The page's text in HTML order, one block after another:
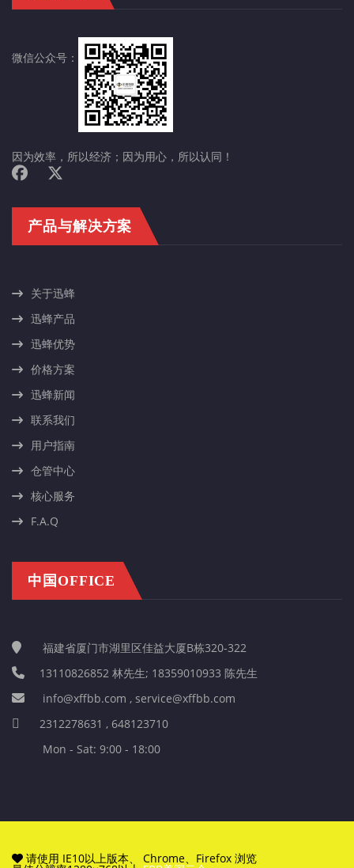
微信公众号：
因为效率，所以经济；因为用心，所以认同！
产品与解决方案
关于迅蜂
迅蜂产品
迅蜂优势
价格方案
迅蜂新闻
联系我们
用户指南
仓管中心
核心服务
F.A.Q
中国OFFICE
福建省厦门市湖里区佳益大厦B栋320-322
13110826852 林先生; 18359010933 陈先生
info@xffbb.com , service@xffbb.com
2312278631 , 648123710
Mon - Sat: 9:00 - 18:00
请使用 IE10以上版本、 Chrome、Firefox 浏览